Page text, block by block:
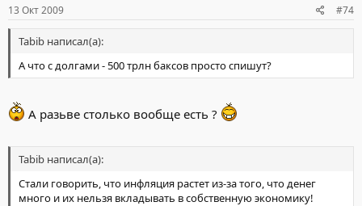
13 Окт 2009 #74
Tabib написал(а):
А что с долгами - 500 трлн баксов просто спишут?
А разьве столько вообще есть ?
Tabib написал(а):
Стали говорить, что инфляция растет из-за того, что денег
много и их нельзя вкладывать в собственную экономику!